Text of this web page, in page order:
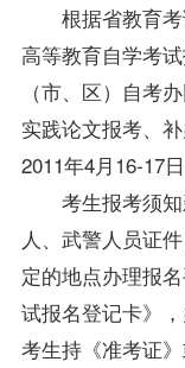
根据省教育考
高等教育自学考试
（市、区） 自考办
实践论文报考、
2011年4月16-17日
考生报考须知
人、武警人员证
定的地点办理报
试报名登记卡》
考生持《准考证